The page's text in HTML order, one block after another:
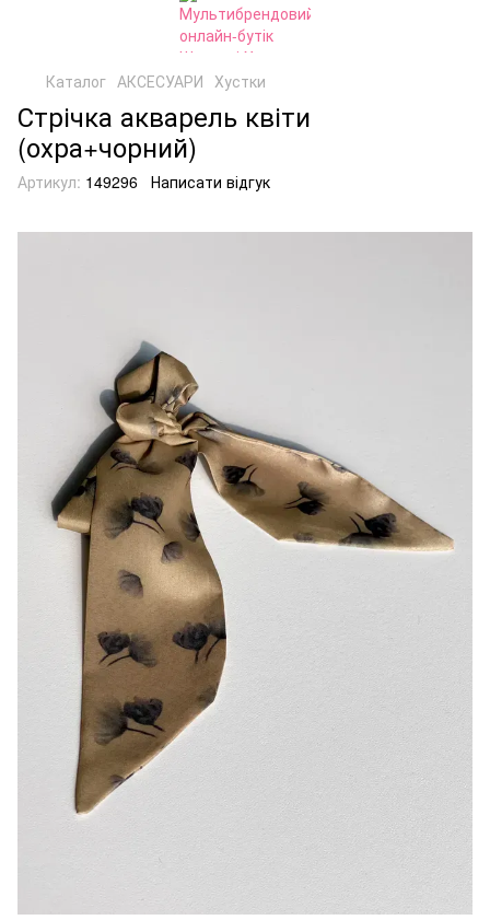
Каталог АКСЕСУАРИ Хустки
Стрічка акварель квіти
(охра+чорний)
Артикул: 149296 Написати відгук